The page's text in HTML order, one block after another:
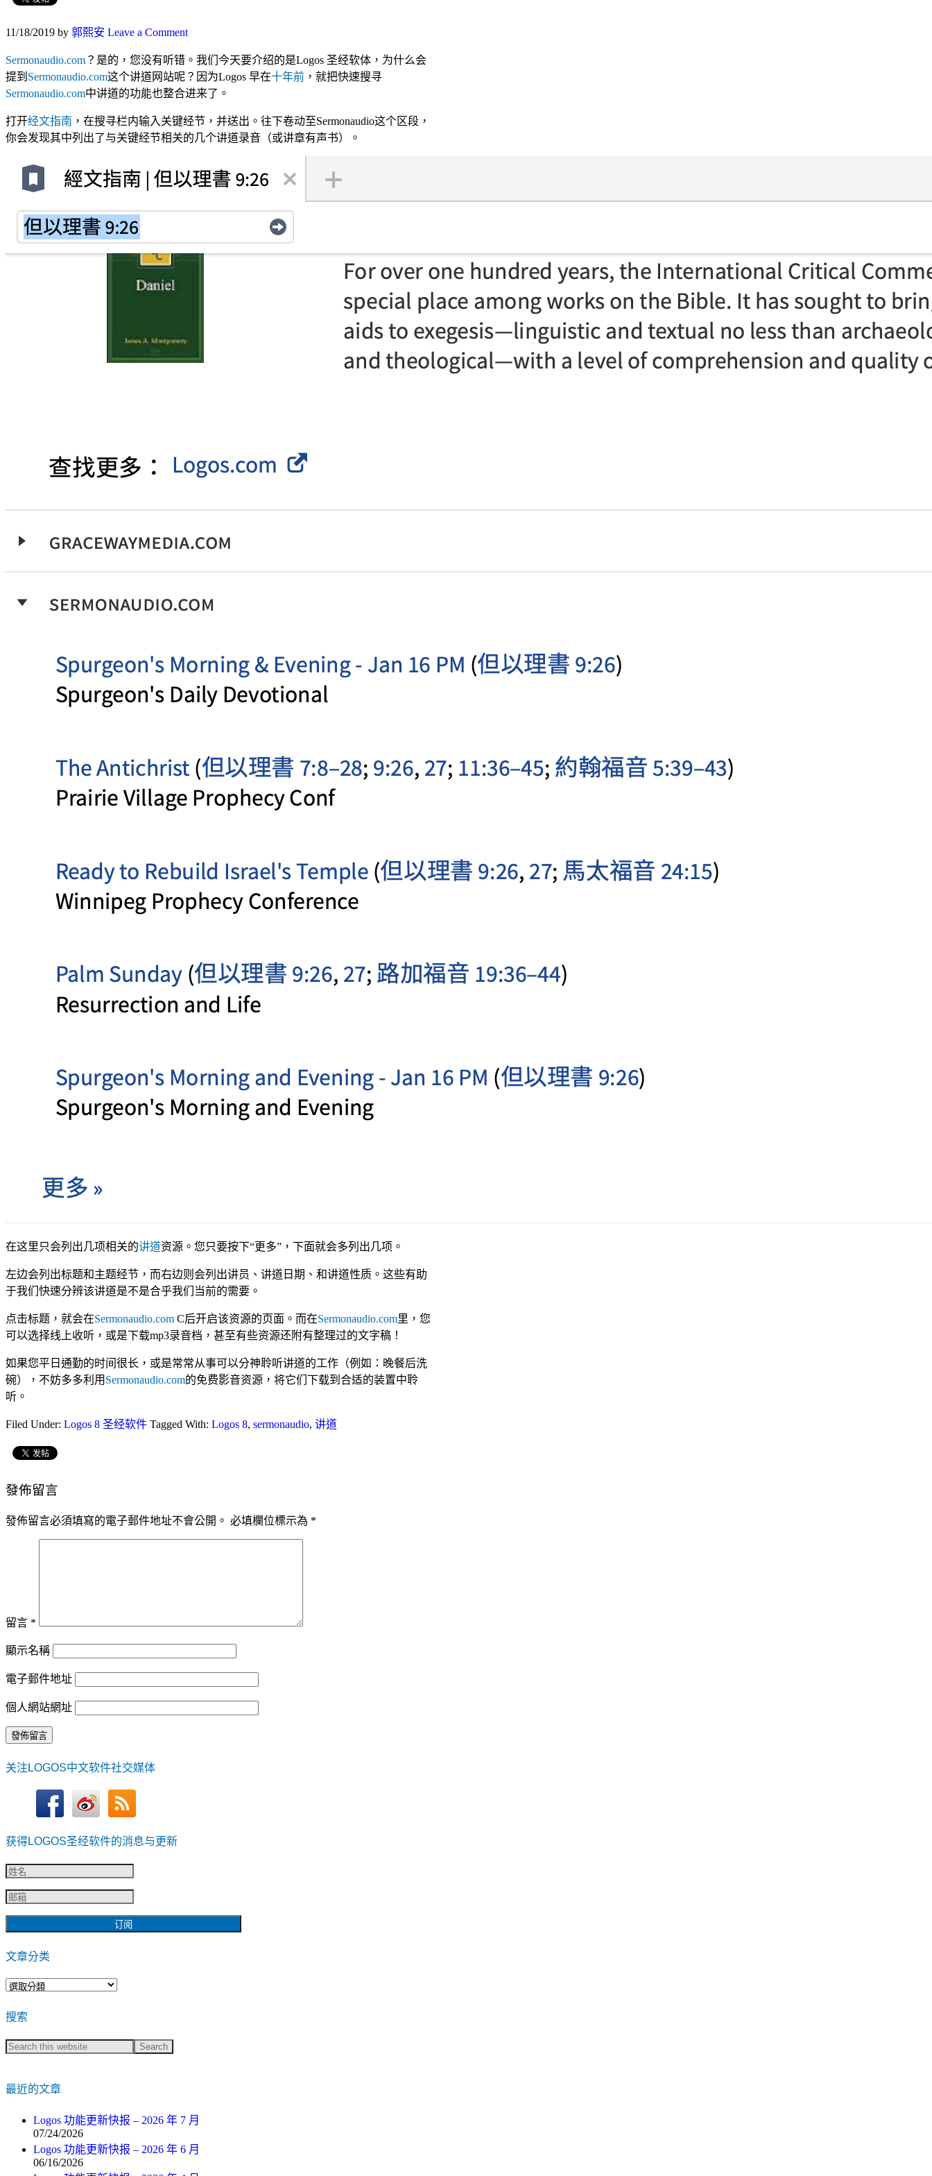
11/18/2019 by 郭熙安 Leave a Comment
Sermonaudio.com ？是的，您没有听错。我们今天要介绍的是Logos 圣经软体，为什么会
提到 Sermonaudio.com这个讲道网站呢？因为Logos 早在十年前 ，就把快速搜寻
Sermonaudio.com中讲道的功能也整合进来了。
打开经文指南 ，在搜寻栏内输入关键经节，并送出。往下卷动至Sermonaudio这个区段，
你会发现其中列出了与关键经节相关的几个讲道录音（或讲章有声书）。
在这里只会列出几项相关的讲道资源。您只要按下“更多”，下面就会多列出几项。
左边会列出标题和主题经节，而右边则会列出讲员、讲道日期、和讲道性质。这些有助
于我们快速分辨该讲道是不是合乎我们当前的需要。
点击标题，就会在Sermonaudio.com C后开启该资源的页面。而在Sermonaudio.com里，您
可以选择线上收听，或是下载mp3录音档，甚至有些资源还附有整理过的文字稿！
如果您平日通勤的时间很长，或是常常从事可以分神聆听讲道的工作（例如：晚餐后洗
碗），不妨多多利用 Sermonaudio.com的免费影音资源，将它们下载到合适的装置中聆
听。
Filed Under: Logos 8 圣经软件 Tagged With: Logos 8, sermonaudio, 讲道
發佈留言
發佈留言必須填寫的電子郵件地址不會公開。 必填欄位標示為 *
留言 *
顯示名稱
電子郵件地址
個人網站網址
关注LOGOS中文软件社交媒体
获得LOGOS圣经软件的消息与更新
文章分类
文
分
类
搜索
最近的文章
Logos 功能更新快报 – 2026 年 7 月
07/24/2026
Logos 功能更新快报 – 2026 年 6 月
06/16/2026